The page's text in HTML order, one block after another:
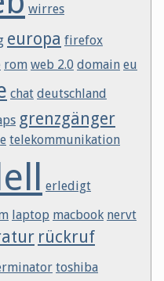
wirres
europa firefox
rom web 2.0 domain eu
chat deutschland
grenzgänger
telekommunikation
erledigt
laptop macbook nervt
rückruf
toshiba